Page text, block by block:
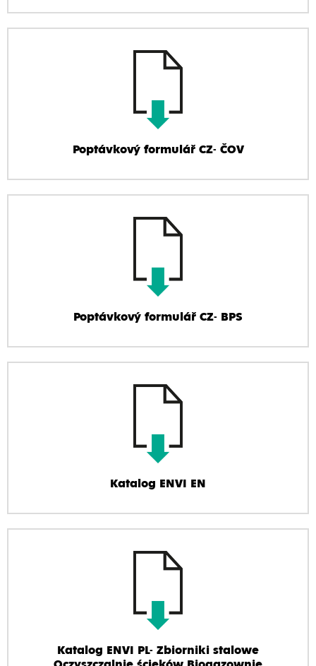
Poptávkový formulář CZ- ČOV
Poptávkový formulář CZ- BPS
Katalog ENVI EN
Katalog ENVI PL- Zbiorniki stalowe